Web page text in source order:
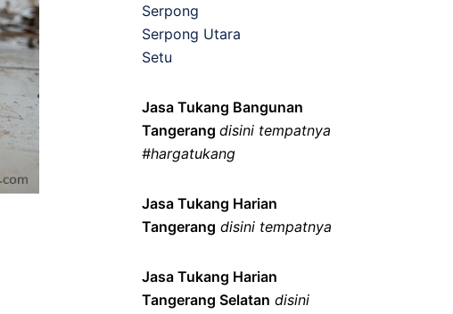
Serpong
Serpong Utara
Setu
Jasa Tukang Bangunan
Tangerang disini tempatnya
#hargatukang
Jasa Tukang Harian
Tangerang disini tempatnya
Jasa Tukang Harian
Tangerang Selatan disini